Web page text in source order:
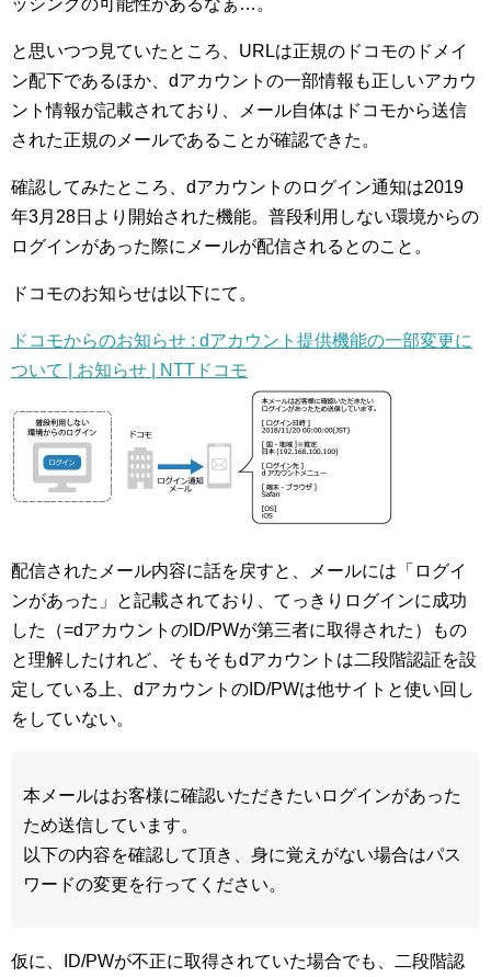
ッシングの可能性があるなぁ…。
と思いつつ見ていたところ、URLは正規のドコモのドメイ
ン配下であるほか、dアカウントの一部情報も正しいアカウ
ント情報が記載されており、メール自体はドコモから送信
された正規のメールであることが確認できた。
確認してみたところ、dアカウントのログイン通知は2019
年3月28日より開始された機能。普段利用しない環境からの
ログインがあった際にメールが配信されるとのこと。
ドコモのお知らせは以下にて。
ドコモからのお知らせ : dアカウント提供機能の一部変更に
ついて | お知らせ | NTTドコモ
配信されたメール内容に話を戻すと、メールには「ログイ
ンがあった」と記載されており、てっきりログインに成功
した（=dアカウントのID/PWが第三者に取得された）もの
と理解したけれど、そもそもdアカウントは二段階認証を設
定している上、dアカウントのID/PWは他サイトと使い回し
をしていない。
本メールはお客様に確認いただきたいログインがあった
ため送信しています。
以下の内容を確認して頂き、身に覚えがない場合はパス
ワードの変更を行ってください。
仮に、ID/PWが不正に取得されていた場合でも、二段階認